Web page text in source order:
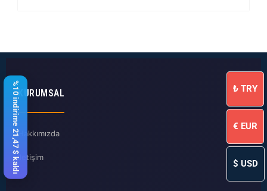
KURUMSAL
Hakkımızda
İletişim
%10 indirime 21,47 $ kaldı ₺ TRY
€ EUR
$ USD